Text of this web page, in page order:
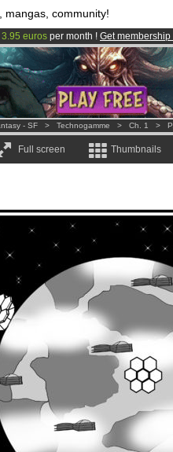
mangas, community!
3.95 euros per month ! Get membership
!.
1208 comics & mangas!.
- SF > Technogamme > Ch. 1 >
Full screen Thumbnails